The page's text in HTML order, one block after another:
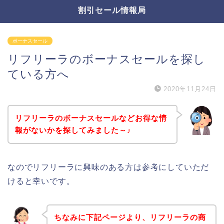
割引セール情報局
ボーナスセール
リフリーラのボーナスセールを探し
ている方へ
2020年11月24日
リフリーラのボーナスセールなどお得な情
報がないかを探してみました～♪
なのでリフリーラに興味のある方は参考にしていただ
けると幸いです。
ちなみに下記ページより、リフリーラの商